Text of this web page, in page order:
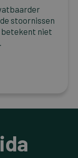
stoornissen
betekent niet